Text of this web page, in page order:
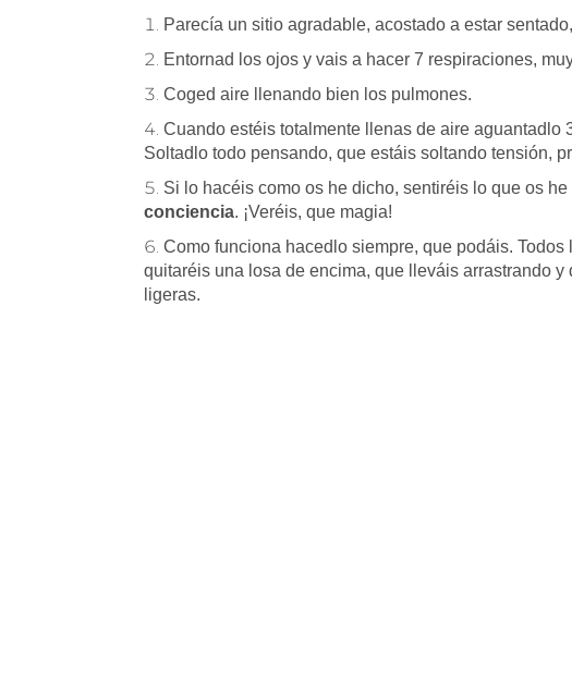
Parecía un sitio agradable, acostado a estar
Entornad los ojos y vais a hacer 7 respiraciones,
Coged aire llenando bien los pulmones.
Cuando estéis totalmente llenas de aire aguantadlo
Soltadlo todo pensando, que estáis soltando tensión,
Si lo hacéis como os he dicho, sentiréis lo que os
conciencia. ¡Veréis, que magia!
Como funciona hacedlo siempre, que podáis.
quitaréis una losa de encima, que lleváis arrastrando
ligeras.